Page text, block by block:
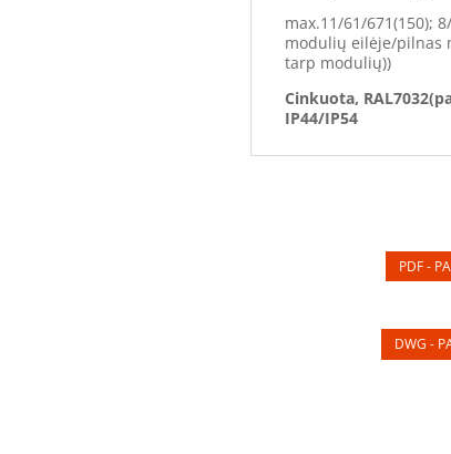
max.11/61/671(150);
modulių eilėje/pilnas
tarp modulių))
Cinkuota,
IP44/IP54
PDF -
DWG -